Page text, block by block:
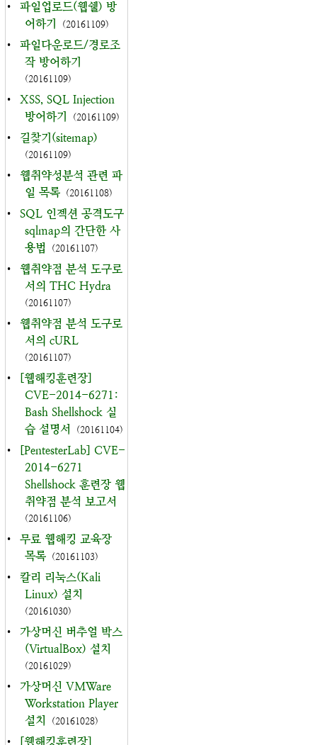
•
파일업로드(웹쉘) 방
어하기
(20161109)
•
파일다운로드/경로조
작 방어하기
(20161109)
•
XSS, SQL Injection
방어하기
(20161109)
• 길찾기(sitemap)
(20161109)
•
웹취약성분석 관련 파
일 목록 (20161108)
•
SQL 인젝션 공격도구
sqlmap의 간단한 사
용법
(20161107)
•
웹취약점 분석 도구로
서의 THC Hydra
(20161107)
•
웹취약점 분석 도구로
서의 cURL
(20161107)
•
[웹해킹훈련장]
CVE-2014-6271:
Bash Shellshock 실
습 설명서
(20161104)
•
[PentesterLab] CVE-
2014-6271
Shellshock 훈련장 웹
취약점 분석 보고서
(20161106)
•
무료 웹해킹 교육장
목록 (20161103)
•
칼리 리눅스(Kali
Linux) 설치
(20161030)
•
가상머신 버추얼 박스
(VirtualBox) 설치
(20161029)
•
가상머신 VMWare
Workstation Player
설치
(20161028)
• [웹해킹훈련장]